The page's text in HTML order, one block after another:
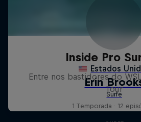
Inside Pro
Entre nos bastidores do
Tour
1 Temporada · 12